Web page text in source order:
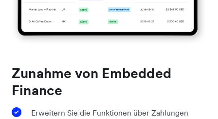
Zunahme von Embedded
Finance
Erweitern Sie die Funktionen über Zahlungen